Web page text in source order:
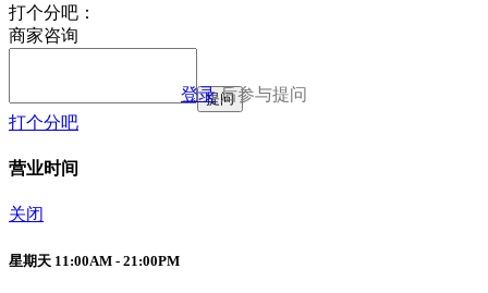
打个分吧：
商家咨询
登录后参与提问
提问
打个分吧
营业时间
关闭
星期天 11:00AM - 21:00PM